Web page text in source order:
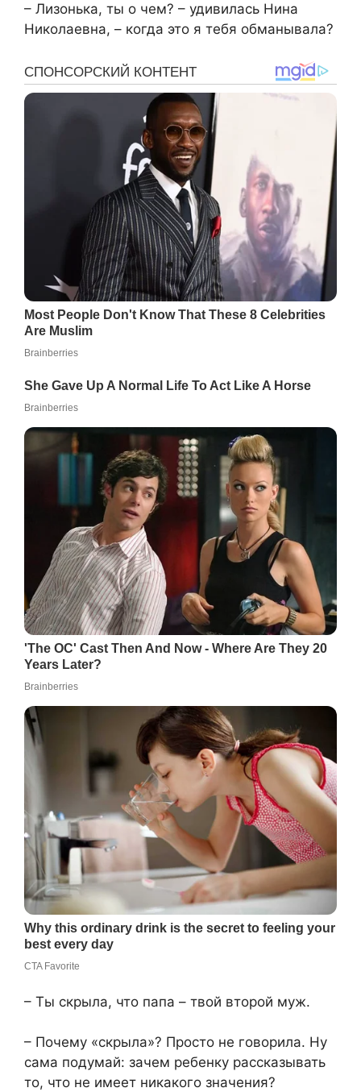
– Лизонька, ты о чем? – удивилась Нина
Николаевна, – когда это я тебя обманывала?
– Ты скрыла, что папа – твой второй муж.
– Почему «скрыла»? Просто не говорила. Ну
сама подумай: зачем ребенку рассказывать
то, что не имеет никакого значения?